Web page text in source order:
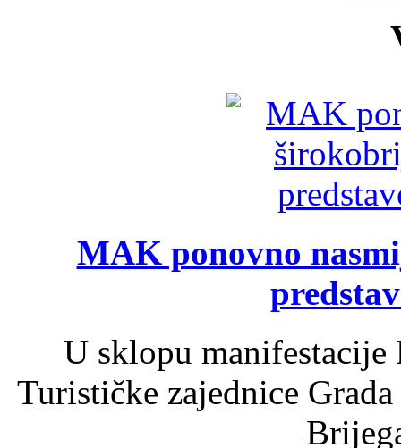
MAK ponovno
U sklopu
Turističke zajednice